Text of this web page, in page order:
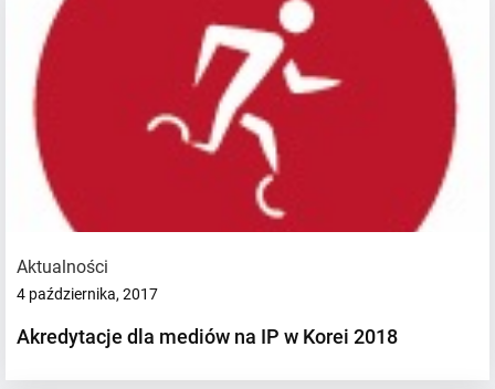
Aktualności
4 października, 2017
Akredytacje dla mediów na IP w Korei 2018